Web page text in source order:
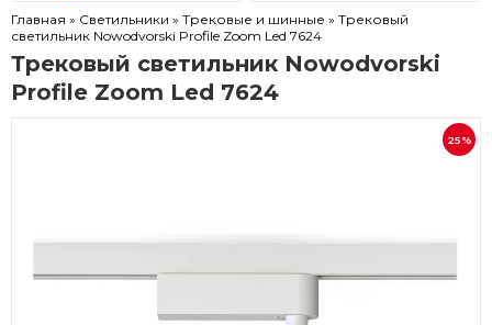
Главная » Светильники » Трековые и шинные » Трековый
светильник Nowodvorski Profile Zoom Led 7624
Трековый светильник Nowodvorski
Profile Zoom Led 7624
25%